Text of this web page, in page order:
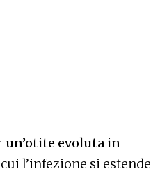
un’otite evoluta in
l’infezione si estende